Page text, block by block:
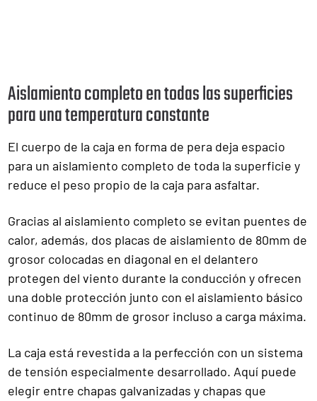
Aislamiento completo en todas las superficies
para una temperatura constante
El cuerpo de la caja en forma de pera deja espacio
para un aislamiento completo de toda la superficie y
reduce el peso propio de la caja para asfaltar.
Gracias al aislamiento completo se evitan puentes de
calor, además, dos placas de aislamiento de 80mm de
grosor colocadas en diagonal en el delantero
protegen del viento durante la conducción y ofrecen
una doble protección junto con el aislamiento básico
continuo de 80mm de grosor incluso a carga máxima.
La caja está revestida a la perfección con un sistema
de tensión especialmente desarrollado. Aquí puede
elegir entre chapas galvanizadas y chapas que